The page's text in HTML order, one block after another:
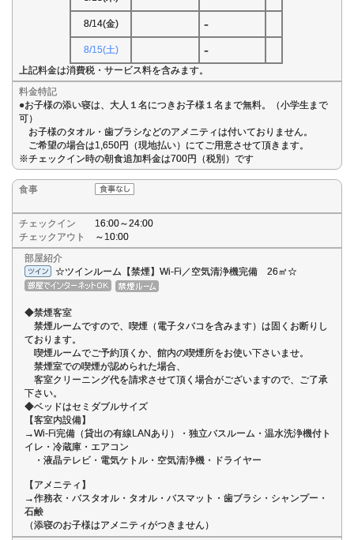
8/14(金) -
8/15(土) -
上記料金は消費税・サービス料を含みます。
料金特記
●お子様の添い寝は、大人１名につきお子様１名まで無料。（小学生まで
可）
お子様のタオル・歯ブラシなどのアメニティは付いておりません。
ご希望の場合は1,650円（現地払い）にてご用意させて頂きます。
※チェックイン時の朝食追加料金は700円（税別）です
食事
チェックイン
16:00～24:00
チェックアウト
～10:00
部屋紹介
☆ツインルーム【禁煙】Wi-Fi／空気清浄機完備 26㎡☆
◆禁煙客室
禁煙ルームですので、喫煙（電子タバコを含みます）は固くお断りし
ております。
喫煙ルームでご予約頂くか、館内の喫煙所をお使い下さいませ。
禁煙室での喫煙が認められた場合、
客室クリーニング代を請求させて頂く場合がございますので、ご了承
下さい。
◆ベッドはセミダブルサイズ
【客室内設備】
→Wi-Fi完備（貸出の有線LANあり）・独立バスルーム・温水洗浄機付ト
イレ・冷蔵庫・エアコン
・液晶テレビ・電気ケトル・空気清浄機・ドライヤー
【アメニティ】
→作務衣・バスタオル・タオル・バスマット・歯ブラシ・シャンプー・
石鹸
（添寝のお子様はアメニティがつきません）